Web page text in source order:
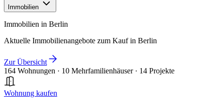
Immobilien
Immobilien in Berlin
Aktuelle Immobilienangebote zum Kauf in Berlin
Zur Übersicht
164 Wohnungen · 10 Mehrfamilienhäuser · 14 Projekte
Wohnung kaufen